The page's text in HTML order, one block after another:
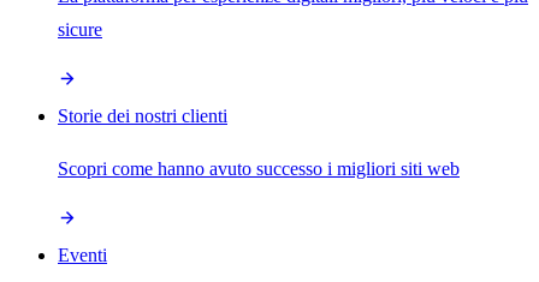
sicure
Storie dei nostri clienti
Scopri come hanno avuto successo i migliori siti web
Eventi